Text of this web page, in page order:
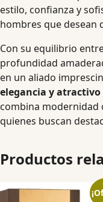
estilo, confianza y
hombres que desean
Con su equilibrio
profundidad
en un aliado
elegancia y
combina modernidad
quienes buscan
Productos